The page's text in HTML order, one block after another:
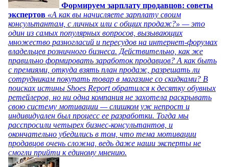
Формируем зарплату продавцов: советы
экспертов «А как вы начисляете зарплату своим
консультантам, с личных или с общих продаж?» — это
один из самых популярных вопросов, вызывающих
множество разногласий и пересудов на интернет-форумах
владельцев розничного бизнеса. Действительно, как же
правильно формировать заработок продавцов? А как быть
с премиями, откуда взять план продаж, разрешать ли
сотрудникам покупать товар в магазине со скидками? В
поисках истины Shoes Report обратился к десятку обувных
ретейлеров, но ни одна компания не захотела раскрывать
свою систему мотивации — слишком уж непрост и
индивидуален был процесс ее разработки. Тогда мы
расспросили четырех бизнес-консультантов, и
окончательно убедились в том, что тема мотивации
продавцов очень сложна, ведь даже наши эксперты не
смогли прийти к единому мнению.